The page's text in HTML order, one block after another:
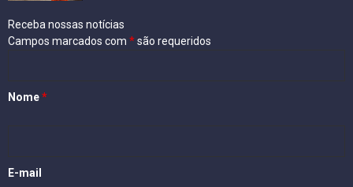
Receba nossas notícias
Campos marcados com *são requeridos
Nome*
E-mail